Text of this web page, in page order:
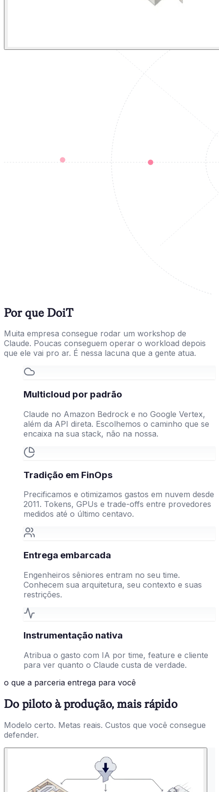
Por que DoiT
Muita empresa consegue rodar um workshop de
Claude. Poucas conseguem operar o workload depois
que ele vai pro ar. É nessa lacuna que a gente atua.
Multicloud por padrão
Claude no Amazon Bedrock e no Google Vertex,
além da API direta. Escolhemos o caminho que se
encaixa na sua stack, não na nossa.
Tradição em FinOps
Precificamos e otimizamos gastos em nuvem desde
2011. Tokens, GPUs e trade-offs entre provedores
medidos até o último centavo.
Entrega embarcada
Engenheiros sêniores entram no seu time.
Conhecem sua arquitetura, seu contexto e suas
restrições.
Instrumentação nativa
Atribua o gasto com IA por time, feature e cliente
para ver quanto o Claude custa de verdade.
o que a parceria entrega para você
Do piloto à produção, mais rápido
Modelo certo. Metas reais. Custos que você consegue
defender.